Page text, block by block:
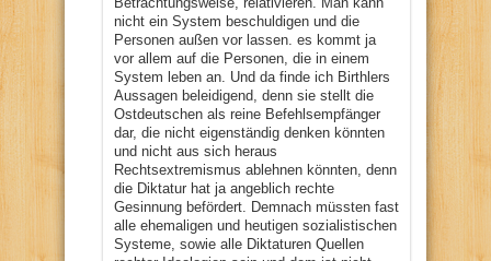
nicht ein System beschuldigen und die
Personen außen vor lassen. es kommt ja
vor allem auf die Personen, die in einem
System leben an. Und da finde ich Birthlers
Aussagen beleidigend, denn sie stellt die
Ostdeutschen als reine Befehlsempfänger
dar, die nicht eigenständig denken könnten
und nicht aus sich heraus
Rechtsextremismus ablehnen könnten, denn
die Diktatur hat ja angeblich rechte
Gesinnung befördert. Demnach müssten fast
alle ehemaligen und heutigen sozialistischen
Systeme, sowie alle Diktaturen Quellen